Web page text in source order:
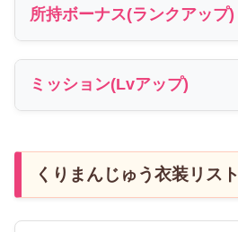
所持ボーナス(ランクアップ)
ミッション(Lvアップ)
くりまんじゅう衣装リスト